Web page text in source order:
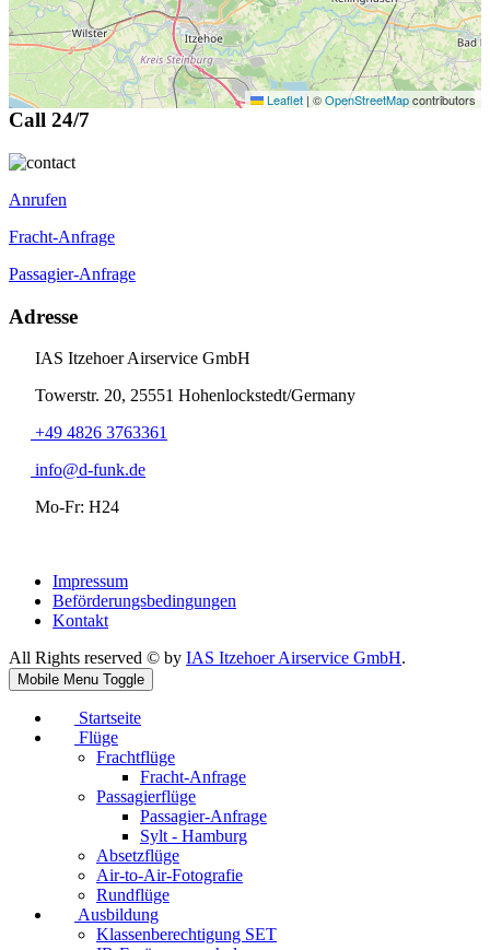
Leaflet | ©OpenStreetMapcontributors
Call 24/7
Anrufen
Fracht-Anfrage
Passagier-Anfrage
Adresse
IAS Itzehoer Airservice GmbH
Towerstr. 20, 25551 Hohenlockstedt/Germany
+49 4826 3763361
info@d-funk.de
Mo-Fr: H24
Impressum
Beförderungsbedingungen
Kontakt
All Rights reserved © by IAS Itzehoer Airservice GmbH.
Mobile Menu Toggle
Startseite
Flüge
Frachtflüge
Fracht-Anfrage
Passagierflüge
Passagier-Anfrage
Sylt - Hamburg
Absetzflüge
Air-to-Air-Fotografie
Rundflüge
Ausbildung
Klassenberechtigung SET